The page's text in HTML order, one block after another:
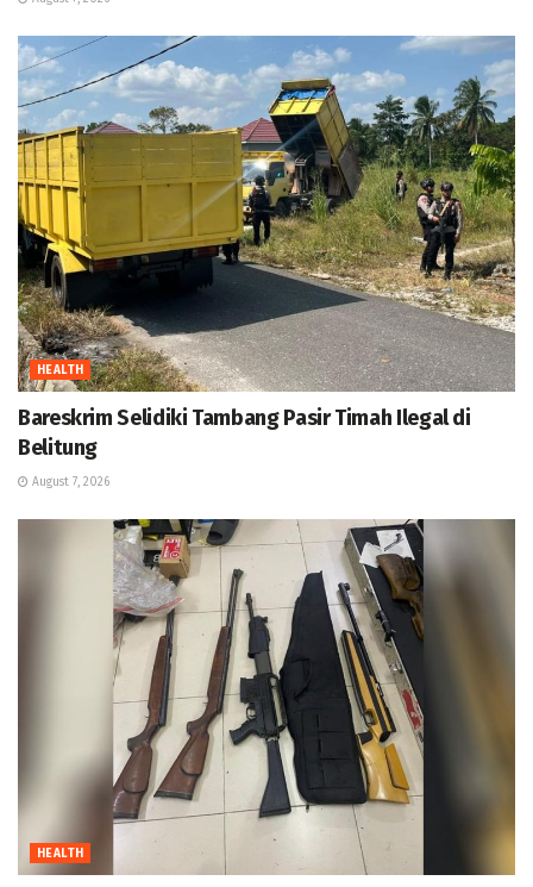
HEALTH
Bareskrim Selidiki Tambang Pasir Timah Ilegal di
Belitung
August 7, 2026
HEALTH